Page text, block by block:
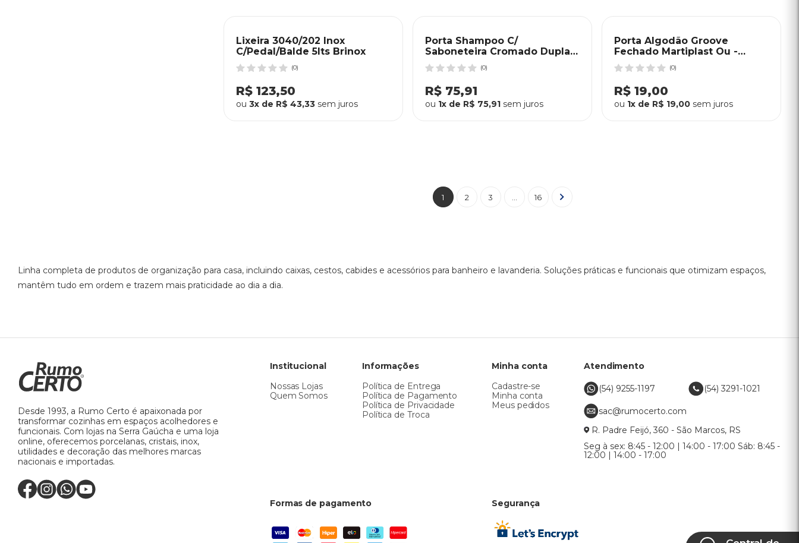
Lixeira 3040/202 Inox
C/Pedal/Balde 5lts Brinox
(0)
R$ 123,50
ou 3x de R$ 43,33 sem juros
Porta Shampoo C/
Saboneteira Cromado Dupla
Face Arthi
(0)
R$ 75,91
ou 1x de R$ 75,91 sem juros
Porta Algodão Groove
Fechado Martiplast Ou -
Chumbo
(0)
R$ 19,00
ou 1x de R$ 19,00 sem juros
1 2 3 16
Linha completa de produtos de organização para casa, incluindo caixas, cestos, cabides e acessórios para banheiro e lavanderia. Soluções práticas e funcionais que otimizam espaços,
mantêm tudo em ordem e trazem mais praticidade ao dia a dia.
Desde 1993, a Rumo Certo é apaixonada por
transformar cozinhas em espaços acolhedores e
funcionais. Com lojas na Serra Gaúcha e uma loja
online, oferecemos porcelanas, cristais, inox,
utilidades e decoração das melhores marcas
nacionais e importadas.
Institucional
Nossas Lojas
Quem Somos
Informações
Política de Entrega
Política de Pagamento
Política de Privacidade
Política de Troca
Minha conta
Cadastre-se
Minha conta
Meus pedidos
Atendimento
(54) 9255-1197 (54) 3291-1021
sac@rumocerto.com
R. Padre Feijó, 360 - São Marcos, RS
Seg à sex: 8:45 - 12:00 | 14:00 - 17:00 Sáb: 8:45 -
12:00 | 14:00 - 17:00
Formas de pagamento Segurança